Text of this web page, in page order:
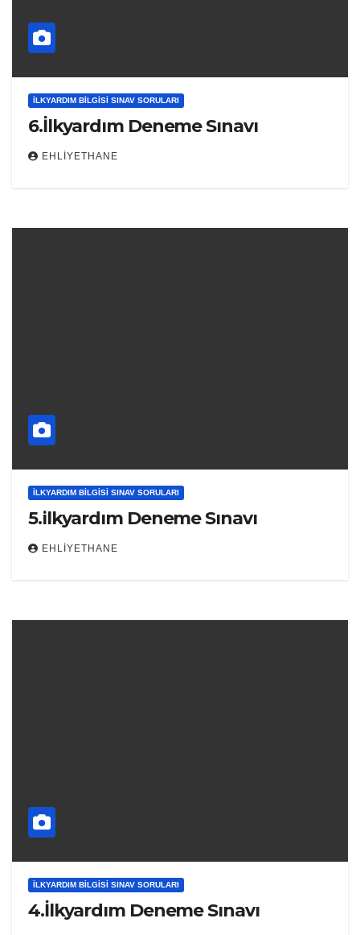
İLKYARDIM BILGISI SINAV SORULARI
6.İlkyardım Deneme Sınavı
EHLIYETHANE
İLKYARDIM BILGISI SINAV SORULARI
5.ilkyardım Deneme Sınavı
EHLIYETHANE
İLKYARDIM BILGISI SINAV SORULARI
4.İlkyardım Deneme Sınavı